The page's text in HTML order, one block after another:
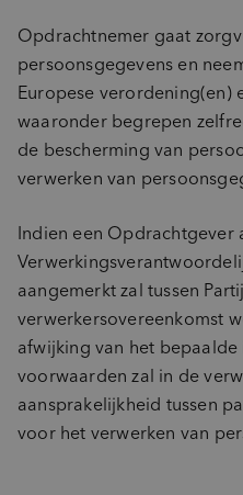
Opdrachtnemer gaat
persoonsgegevens en
Europese verordening(en)
waaronder begrepen
de bescherming van
verwerken van
Indien een Opdrachtgever
aangemerkt zal tussen
verwerkersovereenkomst
afwijking van het bepaalde
voorwaarden zal in de
aansprakelijkheid tussen
voor het verwerken van